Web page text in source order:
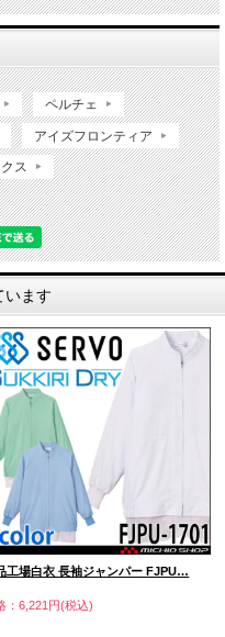
ペルチェ
アイズフロンティア
ス
います
工場白衣 長袖ジャンパー FJPU…
：6,221円(税込)